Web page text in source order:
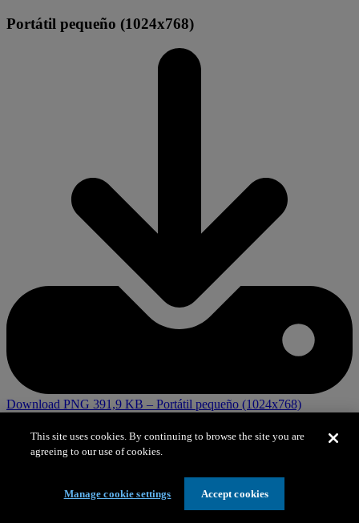
Portátil pequeño (1024x768)
Download PNG 391,9 KB – Portátil pequeño (1024x768)
Pantalla panorámica Full HD (1920x1080)
This site uses cookies. By continuing to browse the site you are
agreeing to our use of cookies.
Manage cookie settings Accept cookies